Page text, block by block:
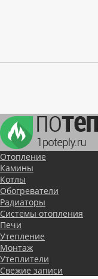
Отопление
Камины
Котлы
Обогреватели
Радиаторы
Системы отопления
Печи
Утепление
Монтаж
Утеплители
Свежие записи